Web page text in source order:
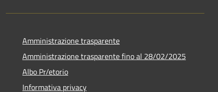
Amministrazione trasparente
Amministrazione trasparente fino al 28/02/2025
Albo Pr/etorio
Informativa privacy